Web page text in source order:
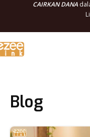
CAIRKAN DANA
Blog